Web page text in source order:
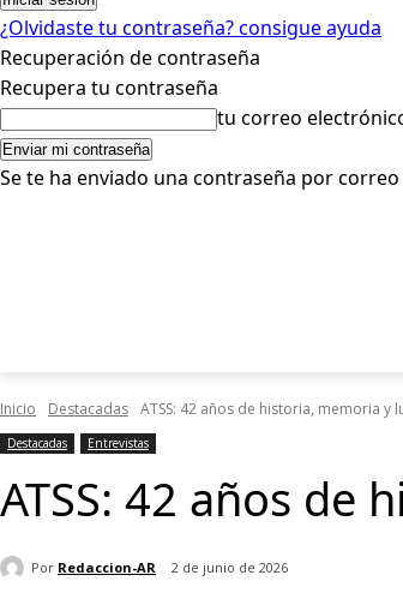
¿Olvidaste tu contraseña? consigue ayuda
Recuperación de contraseña
Recupera tu contraseña
tu correo
Se te ha enviado una contraseña por
Inicio Destacadas ATSS: 42 años de historia, memoria y
Destacadas Entrevistas
ATSS: 42 años de
Por Redaccion-AR 2 de junio de 2026